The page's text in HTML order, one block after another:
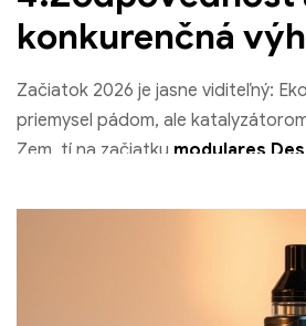
konkurenčná
Začiatok 2026 je jasne viditeľný:
priemysel pádom, ale
Zem, tí na začiatku modulares
rok 2026 je vaping bezpečnejší,